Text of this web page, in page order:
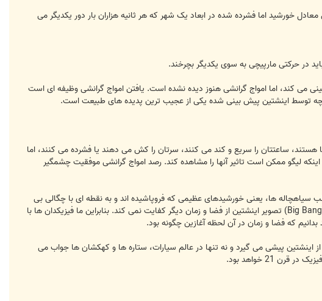
خورشید اما فشرده شده در ابعاد یک شهر که هر ثانیه هزاران بار دور یکدیگر می
در حرکتی مارپیچی به سوی یکدیگر بچرخند.
کند، اما امواج گرانشی هنوز دیده نشده است. یافتن امواج گرانشی وظیفه ای است
هستند، ساعتتان را سریع و کند می کنند، سرتان را کش می دهند یا فشرده می کنند، اما
لیگو ممکن است تاثیر آنها را مشاهده کند. رصد امواج گرانشی موفقیت چشمگیر
ها، یعنی خورشیدهای عظیمی که فروپاشیده اند و به نقطه ای با چگالی بی
نهایت بدل شده اند، اینشتین ناکام خواهد ماند. و حتی حیاتی تر اینکه، در آغاز زمان یعنی هنگام انفجار بزرگ (Big Bang) تصویر اینشتین از فضا و زمان دیگر کفایت نمی کند. بنابراین ما فیزیکدان ها با
که فضا و زمان در آن لحظه آغازین چگونه بود.
اینشتین پیشی می گیرد و نه تنها در عالم سیارات، ستاره ها و کهکشان ها جواب می
خواهد بود.